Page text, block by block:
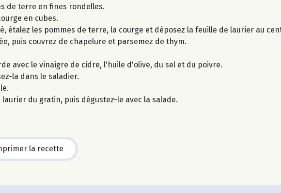
de terre en fines rondelles.
en cubes.
étalez les pommes de terre, la courge et déposez la feuille de laurier au
puis couvrez de chapelure et parsemez de thym.
avec le vinaigre de cidre, l'huile d'olive, du sel et du poivre.
la dans le saladier.
du gratin, puis dégustez-le avec la salade.
la recette